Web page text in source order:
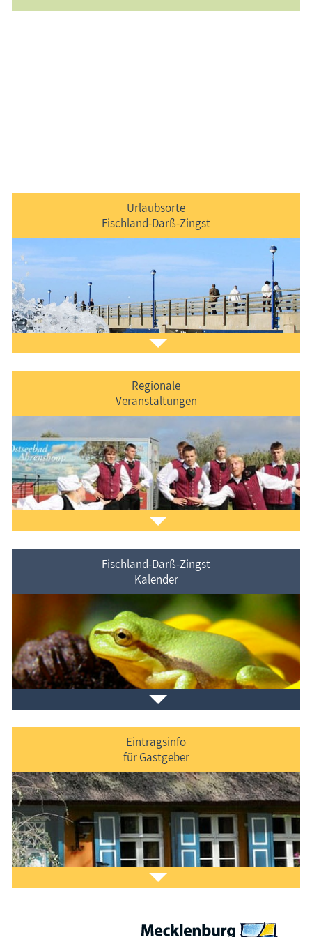
Urlaubsorte
Fischland-Darß-Zingst
DerFerienorte auf Fischland-Darß-Zingst
vorgestellt.
Regionale
Veranstaltungen
Veranstaltungenim Ferienort und in der Umgebung.
Fischland-Darß-Zingst
Kalender
Laden Sie sich ein Stück Urlaub mit demFischland-
Darß-Zingst-Kalenderauf den Bildschirm.
Eintragsinfo
für Gastgeber